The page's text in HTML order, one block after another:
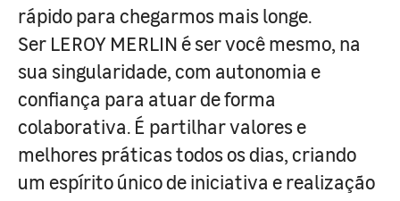
rápido para chegarmos mais longe.
Ser LEROY MERLIN é ser você mesmo, na
sua singularidade, com autonomia e
confiança para atuar de forma
colaborativa. É partilhar valores e
melhores práticas todos os dias, criando
um espírito único de iniciativa e realização